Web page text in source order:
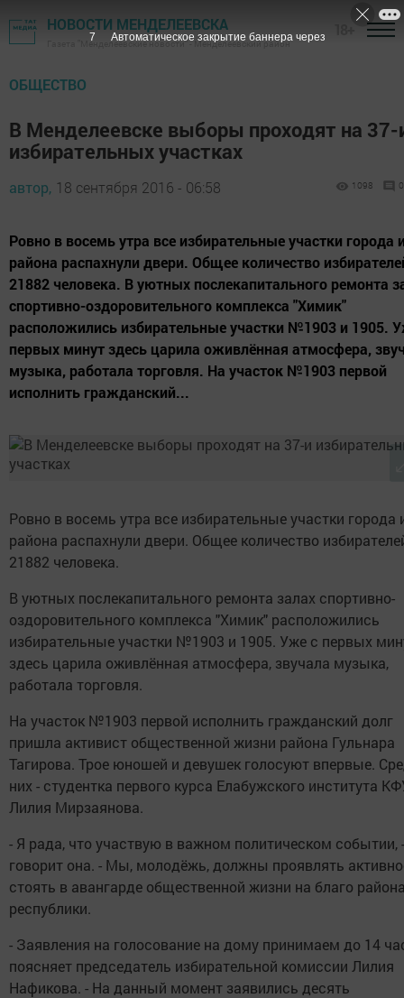
НОВОСТИ МЕНДЕЛЕЕВСКА
Газета "Менделеевские новости" - Менделеевский район
ОБЩЕСТВО
В Менделеевске выборы проходят на 37-
избирательных участках
автор, 18 сентября 2016 - 06:58 1098 0
Ровно в восемь утра все избирательные участки города
района распахнули двери. Общее количество
21882 человека. В уютных послекапитального ремонта
спортивно-оздоровительного комплекса "Химик"
расположились избирательные участки №1903 и 1905.
первых минут здесь царила оживлённая атмосфера,
музыка, работала торговля. На участок №1903 первой
исполнить гражданский...
Ровно в восемь утра все избирательные участки города
района распахнули двери. Общее количество
21882 человека.
В уютных послекапитального ремонта залах спортивно-
оздоровительного комплекса "Химик" расположились
избирательные участки №1903 и 1905. Уже с первых
здесь царила оживлённая атмосфера, звучала музыка,
работала торговля.
На участок №1903 первой исполнить гражданский долг
пришла активист общественной жизни района Гульнара
Тагирова. Трое юношей и девушек голосуют впервые.
них - студентка первого курса Елабужского института
Лилия Мирзаянова.
- Я рада, что участвую в важном политическом событии, -
говорит она. - Мы, молодёжь, должны проявлять
стоять в авангарде общественной жизни на благо
республики.
- Заявления на голосование на дому принимаем до 14
поясняет председатель избирательной комиссии Лилия
Нафикова. - На данный момент заявились десять
7 Автоматическое закрытие баннера через